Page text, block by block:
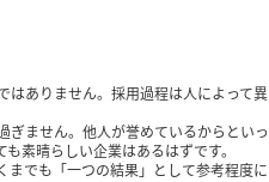
ありません。採用過程は人によって
ません。他人が誉めているからとい
素晴らしい企業はあるはずです。
でも「一つの結果」として参考程度に